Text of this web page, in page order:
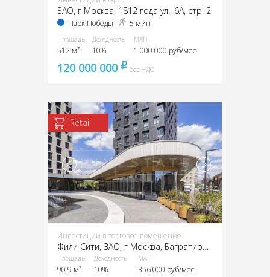
ЗАО, г Москва, 1812 года ул., 6А, стр. 2
Парк Победы 5 мин
Площадь
512 м²
Доходность
10%
МАП
1 000 000 руб/мес
120 000 000 pуббез НДС
Retail
Инвестиции в торговое помещение
Площадь
90.9 м²
Доходность
10%
МАП
356 000 руб/мес